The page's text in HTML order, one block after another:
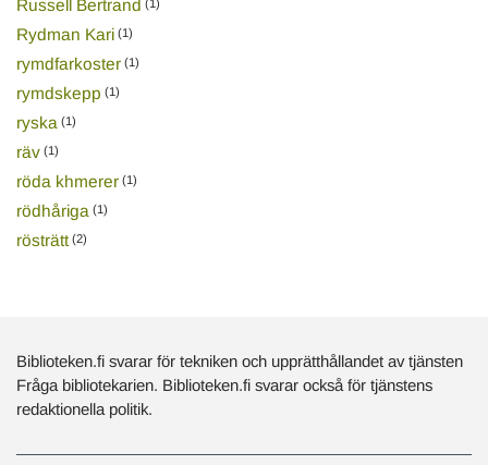
Russell Bertrand (1)
Rydman Kari(1)
rymdfarkoster(1)
rymdskepp (1)
ryska (1)
räv(1)
röda khmerer(1)
rödhåriga (1)
rösträtt(2)
Biblioteken.fi svarar för tekniken och upprätthållandet av tjänsten
Fråga bibliotekarien. Biblioteken.fi svarar också för tjänstens
redaktionella politik.